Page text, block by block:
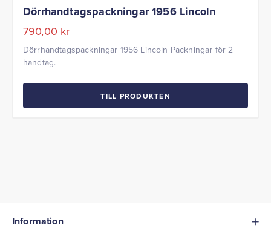
Dörrhandtagspackningar 1956 Lincoln
790,00 kr
Dörrhandtagspackningar 1956 Lincoln Packningar för 2
handtag.
TILL PRODUKTEN
Information